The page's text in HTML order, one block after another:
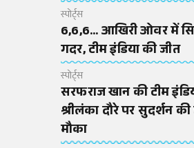
स्पोर्ट्स
6,6,6... आखिरी ओवर में
गदर, टीम इंडिया की जीत
स्पोर्ट्स
सरफराज खान की टीम
श्रीलंका दौरे पर सुदर्शन
मौका